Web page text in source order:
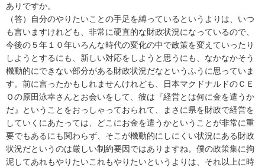
ありですか。
（答）自分のやりたいことの手足を縛っているというよりは、いつ
も言いますけれども、非常に硬直的な財政状況になっているので、
今後の５年１０年いろんな時代の変化の中で政策を変えていったり
しようとするにも、新しい対応をしようと思うにも、なかなかそう
機動的にできない部分がある財政状況だなというふうに思っていま
す。前に言ったかもしれませんけれども、日本マクドナルドのＣＥ
Ｏの原田泳幸さんとお会いをして、彼は『経営とは何に金を遣うか
だ』ということをおっしゃっておられて、まさに県を財政で経営を
していくにあたっては、どこにお金を遣うかということが非常に重
要でもあるにも関わらず、そこが機動的にしにくい状況にある財政
状況だというのは厳しい制約要因ではありますね。僕の政策集に拘
泥してあれもやりたいこれもやりたいというよりは、それ以上に時